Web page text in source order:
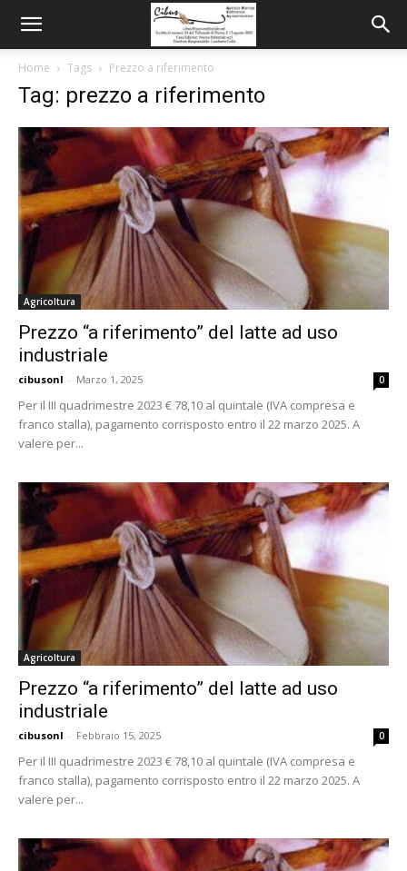
Home Tags Prezzo a riferimento
Tag: prezzo a riferimento
Agricoltura
Prezzo “a riferimento” del latte ad uso
industriale
cibusonl - Marzo 1, 2025 0
Per il III quadrimestre 2023 € 78,10 al quintale (IVA compresa e
franco stalla), pagamento corrisposto entro il 22 marzo 2025. A
valere per...
Agricoltura
Prezzo “a riferimento” del latte ad uso
industriale
cibusonl - Febbraio 15, 2025 0
Per il III quadrimestre 2023 € 78,10 al quintale (IVA compresa e
franco stalla), pagamento corrisposto entro il 22 marzo 2025. A
valere per...